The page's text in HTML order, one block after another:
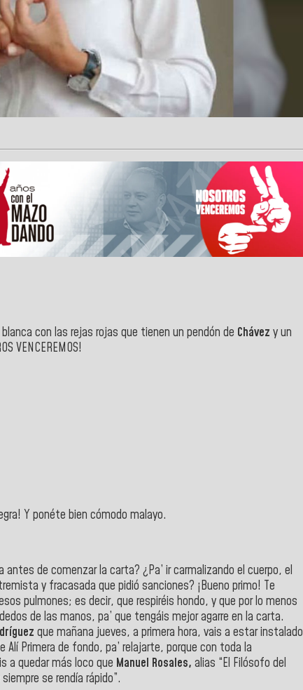
con las rejas rojas que tienen un pendón de Chávez y un
VENCEREMOS!
Y ponéte bien cómodo malayo.
de comenzar la carta? ¿Pa’ ir carmalizando el cuerpo, el
y fracasada que pidió sanciones? ¡Bueno primo! Te
pulmones; es decir, que respiréis hondo, y que por lo menos
de las manos, pa’ que tengáis mejor agarre en la carta.
que mañana jueves, a primera hora, vais a estar instalado
Primera de fondo, pa’ relajarte, porque con toda la
a quedar más loco que Manuel Rosales, alias “El Filósofo del
se rendía rápido”.